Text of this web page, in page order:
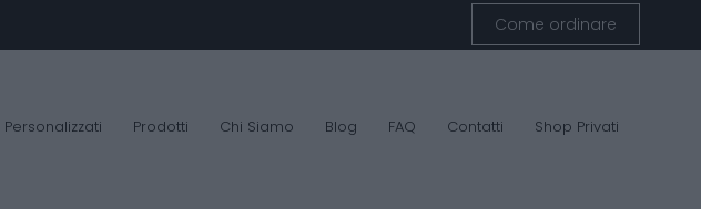
Come ordinare
Prodotti Chi Siamo Blog FAQ Contatti Shop Privati